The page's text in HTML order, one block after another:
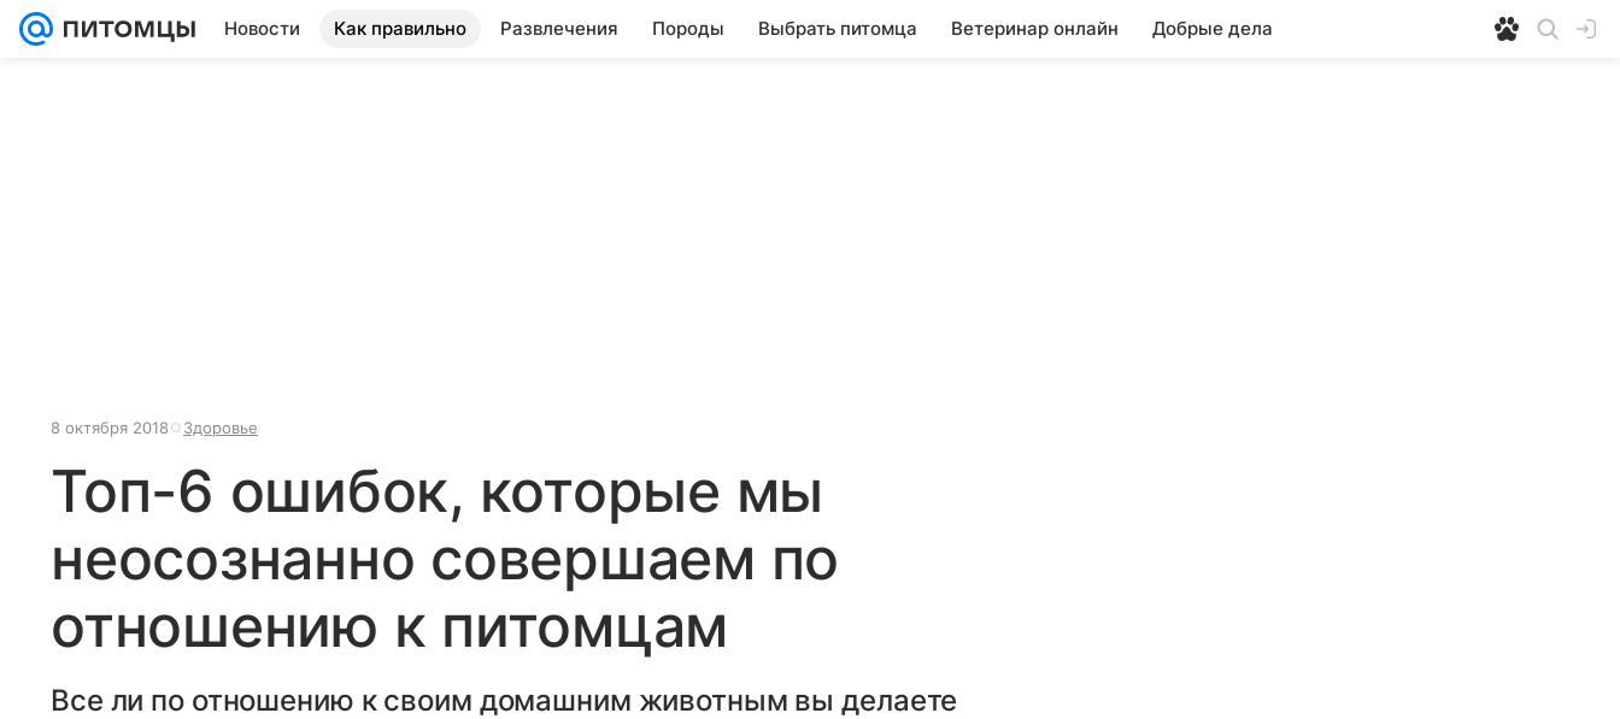
Новости Как правильно Развлечения Породы Выбрать питомца Ветеринар онлайн Добрые дела
8 октября 2018 Здоровье
Топ-6 ошибок, которые мы
неосознанно совершаем по
отношению к питомцам
Все ли по отношению к своим домашним животным вы делаете